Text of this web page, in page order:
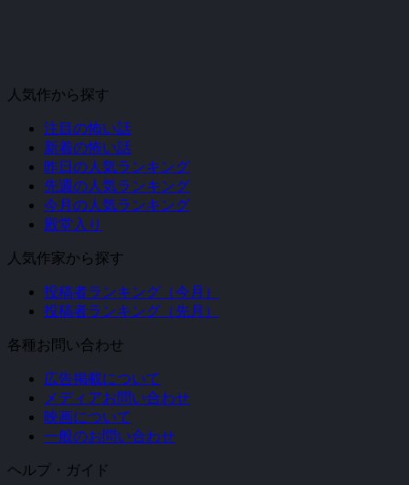
人気作から探す
注目の怖い話
新着の怖い話
昨日の人気ランキング
先週の人気ランキング
今月の人気ランキング
殿堂入り
人気作家から探す
投稿者ランキング（今月）
投稿者ランキング（先月）
各種お問い合わせ
広告掲載について
メディアお問い合わせ
映画について
一般のお問い合わせ
ヘルプ・ガイド